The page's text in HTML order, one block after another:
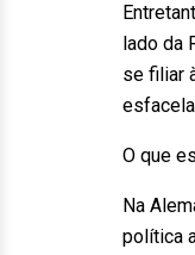
lado da
se filiar
O que
Na
política